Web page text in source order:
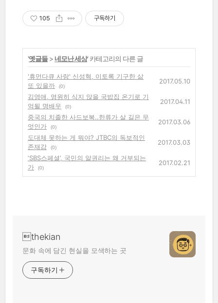
105 구독하기
'옛글들> 네모난 세상' 카테고리의 다른 글
'휴먼다큐 사랑' 신성혁, 이토록 기구한 삶
또 있을까
(0)
2017.05.10
김영애, 영원히 식지 않을 국밥집 온기로 기
억될 명배우
(0)
2017.04.11
중국의 치졸한 사드보복..한류가 살 길은 무
엇인가
(0)
2017.03.06
도대체 못하는 게 뭐야? JTBC의 독보적인
존재감
(0)
2017.03.03
‘SBS스페셜’, 국민의 알권리는 왜 거부되는
가
(0)
2017.02.21
thekian
문화 속에 담긴 현실을 모색하는 곳
구독하기